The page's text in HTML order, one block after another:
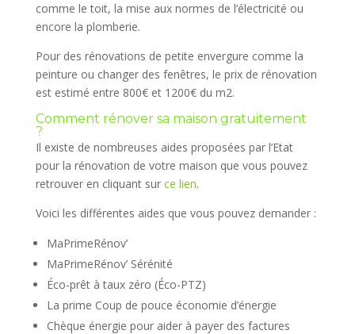
comme le toit, la mise aux normes de l’électricité ou
encore la plomberie.
Pour des rénovations de petite envergure comme la
peinture ou changer des fenêtres, le prix de rénovation
est estimé entre 800€ et 1200€ du m2.
Comment rénover sa maison gratuitement
?
Il existe de nombreuses aides proposées par l’Etat
pour la rénovation de votre maison que vous pouvez
retrouver en cliquant sur ce lien.
Voici les différentes aides que vous pouvez demander :
MaPrimeRénov’
MaPrimeRénov’ Sérénité
Éco-prêt à taux zéro (Éco-PTZ)
La prime Coup de pouce économie d’énergie
Chèque énergie pour aider à payer des factures